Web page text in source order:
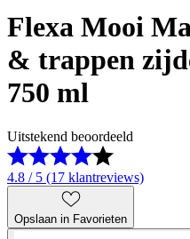
Flexa Mooi
& trappen
750 ml
Uitstekend beoordeeld
4.8 / 5 (17 klantreviews)
Opslaan in Favorieten